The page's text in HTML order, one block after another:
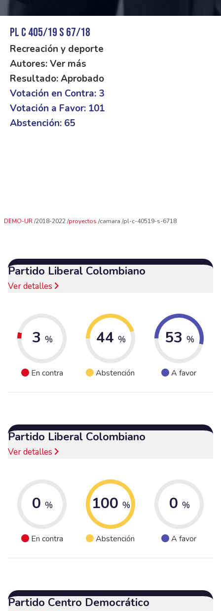
PL C 405/19 S 67/18
Recreación y deporte
Autores: Ver más
Resultado: Aprobado
Votación en Contra: 3
Votación a Favor: 101
Abstención: 65
DEMO-UR 2018-2022 proyectos camara pl-c-40519-s-6718
Partido Liberal Colombiano
Ver detalles
3 %
En contra
44 %
Abstención
53 %
A favor
Partido Liberal Colombiano
Ver detalles
0 %
En contra
100 %
Abstención
0 %
A favor
Partido Centro Democrático